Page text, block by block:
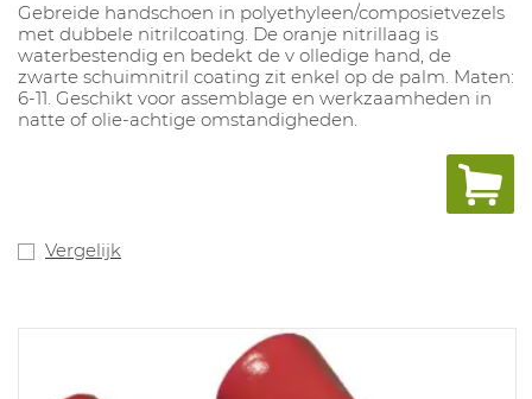
Gebreide handschoen in polyethyleen/composietvezels
met dubbele nitrilcoating. De oranje nitrillaag is
waterbestendig en bedekt de v olledige hand, de
zwarte schuimnitril coating zit enkel op de palm. Maten:
6-11. Geschikt voor assemblage en werkzaamheden in
natte of olie-achtige omstandigheden.
Vergelijk